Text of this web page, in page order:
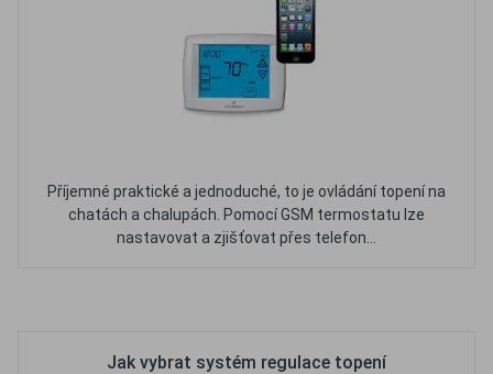
Příjemné praktické a jednoduché, to je ovládání topení na
chatách a chalupách. Pomocí GSM termostatu lze
nastavovat a zjišťovat přes telefon...
Jak vybrat systém regulace topení